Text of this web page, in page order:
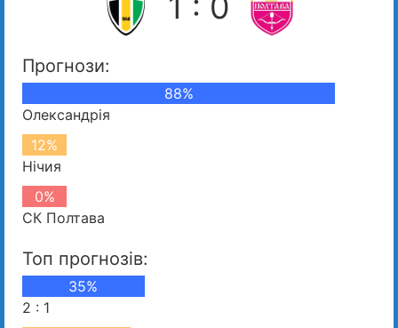
Прогнози:
88%
Олександрія
12%
Нічия
0%
СК Полтава
Топ прогнозів:
35%
2 : 1